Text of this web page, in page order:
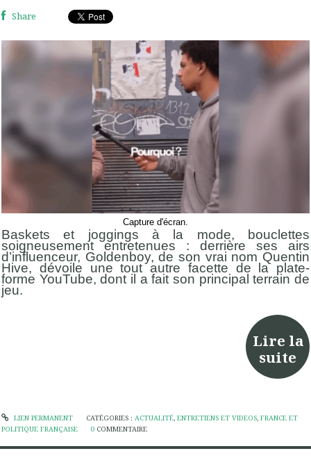
Share
Capture d'écran.
Baskets et joggings à la mode, bouclettes
soigneusement entretenues : derrière ses airs
d’influenceur, Goldenboy, de son vrai nom Quentin
Hive, dévoile une tout autre facette de la plate-
forme YouTube, dont il a fait son principal terrain de
jeu.
Lire la
suite
LIEN PERMANENT CATÉGORIES : ACTUALITÉ, ENTRETIENS ET VIDEOS, FRANCE ET
POLITIQUE FRANÇAISE
0 COMMENTAIRE